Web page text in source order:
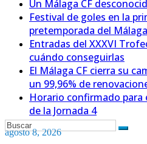
Un Málaga CF
Festival de goles en la
pretemporada del
Entradas del XXXVI
cuándo conseguirlas
El Málaga CF cierra su
un 99,96% de
Horario confirmado para
de la Jornada 4
agosto 8, 2026